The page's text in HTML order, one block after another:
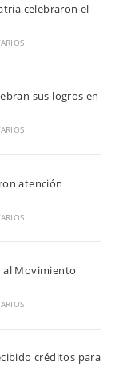
celebraron el
sus logros en
atención
al Movimiento
créditos para